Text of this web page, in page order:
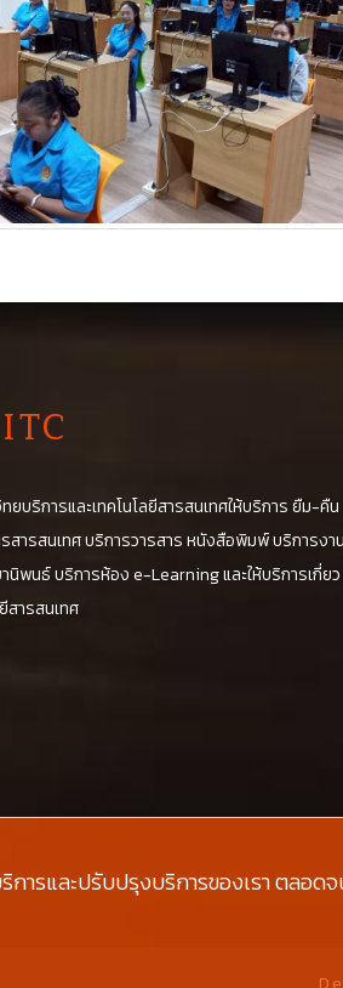
ยบริการและเทคโนโลยีสารสนเทศให้บริการ ยืม-คืน
สารสนเทศ บริการวารสาร หนังสือพิมพ์ บริการงาน
นิพนธ์ บริการห้อง e-Learning และให้บริการเกี่ยว
สารสนเทศ
ริการและปรับปรุงบริการของเรา ตล